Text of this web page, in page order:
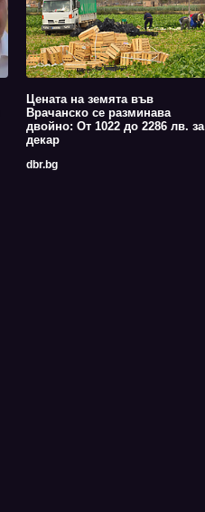
Цената на земята във
Врачанско се разминава
двойно: От 1022 до 2286 лв. за
декар
dbr.bg